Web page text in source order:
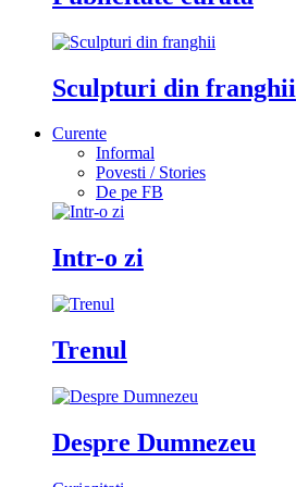
Sculpturi din franghii
Curente
Informal
Povesti / Stories
De pe FB
Intr-o zi
Trenul
Despre Dumnezeu